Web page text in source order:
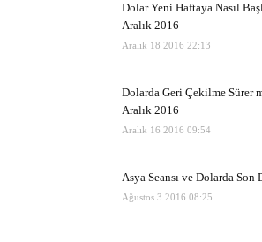
Dolar Yeni Haftaya Nasıl
Aralık 2016
Aralık 18 2016 22:13
Dolarda Geri Çekilme Sürer
Aralık 2016
Aralık 16 2016 09:54
Asya Seansı ve Dolarda Son
Ağustos 3 2016 08:25